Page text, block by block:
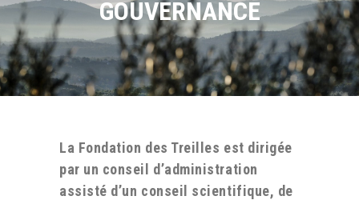
GOUVERNANCE
La Fondation des Treilles est dirigée
par un conseil d’administration
assisté d’un conseil scientifique, de